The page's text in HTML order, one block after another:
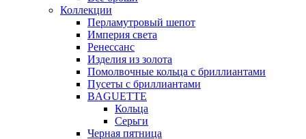
Коллекции
Перламутровый шепот
Империя света
Ренессанс
Изделия из золота
Помолвочные кольца с бриллиантами
Пусеты с бриллиантами
BAGUETTE
Кольца
Серьги
Черная пятница